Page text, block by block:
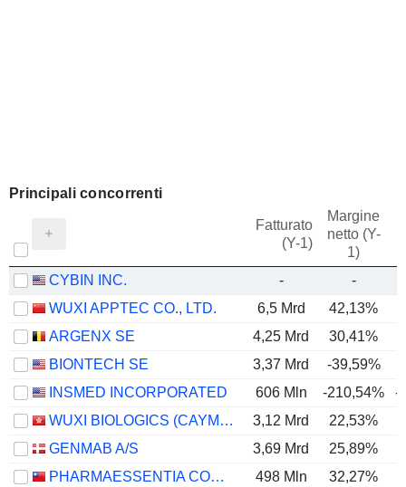
Principali concorrenti
Fatturato
(Y-1)
Margine
netto (Y-
1)
CYBIN INC. -
-
WUXI APPTEC CO., LTD.
6,5 Mrd 42,13%
ARGENX SE
4,25 Mrd 30,41%
BIONTECH SE
3,37 Mrd -39,59%
INSMED INCORPORATED
606 Mln -210,54%
-
WUXI BIOLOGICS (CAYMAN) INC.
3,12 Mrd 22,53%
GENMAB A/S
3,69 Mrd 25,89%
PHARMAESSENTIA CORPORATION
498 Mln 32,27%